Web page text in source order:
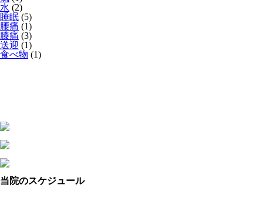
水 (2)
睡眠 (5)
腰痛 (1)
膝痛 (3)
送迎 (1)
食べ物 (1)
当院のスケジュール